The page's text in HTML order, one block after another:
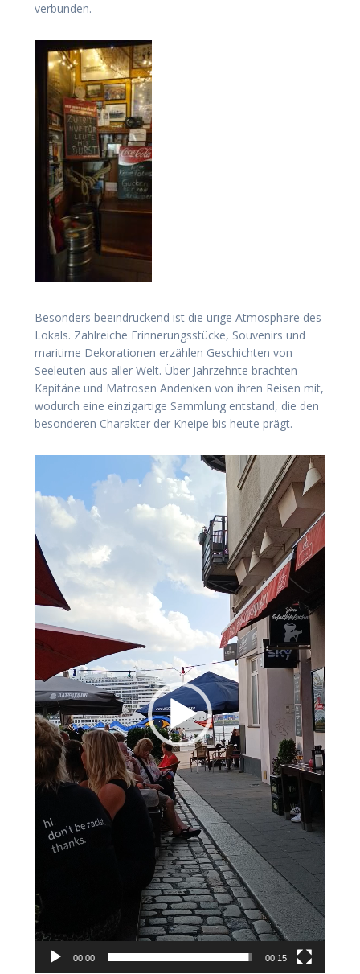
verbunden.
Besonders beeindruckend ist die urige Atmosphäre des
Lokals. Zahlreiche Erinnerungsstücke, Souvenirs und
maritime Dekorationen erzählen Geschichten von
Seeleuten aus aller Welt. Über Jahrzehnte brachten
Kapitäne und Matrosen Andenken von ihren Reisen mit,
wodurch eine einzigartige Sammlung entstand, die den
besonderen Charakter der Kneipe bis heute prägt.
00:00 00:15